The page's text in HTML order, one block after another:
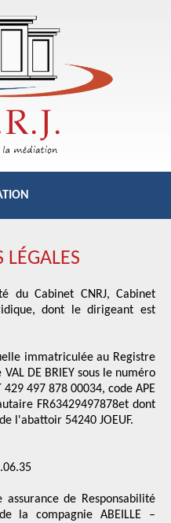
AMIABLE
COMMERCIAL
du Cabinet CNRJ, Cabinet
dont le dirigeant est
immatriculée au Registre
DE BRIEY sous le numéro
497 878 00034, code APE
FR63429497878et dont
l'abattoir 54240 JOEUF.
assurance de Responsabilité
la compagnie ABEILLE –